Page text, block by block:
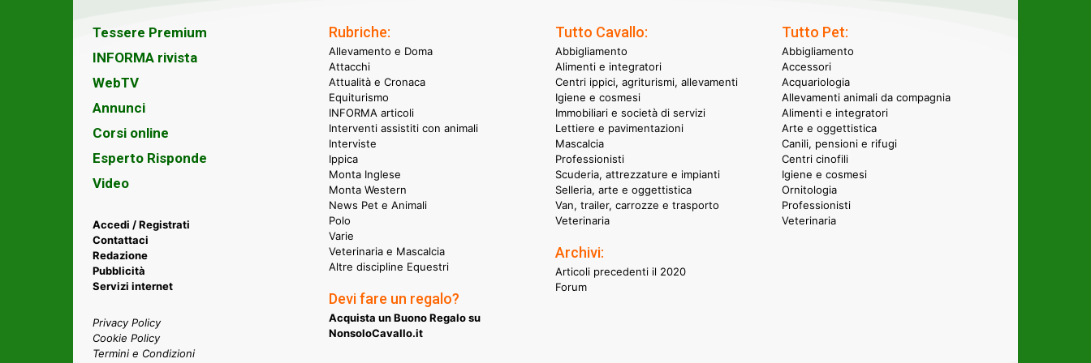
Tessere Premium
INFORMA rivista
WebTV
Annunci
Corsi online
Esperto Risponde
Video
Accedi / Registrati
Contattaci
Redazione
Pubblicità
Servizi internet
Privacy Policy
Cookie Policy
Termini e Condizioni
Rubriche:
Allevamento e Doma
Attacchi
Attualità e Cronaca
Equiturismo
INFORMA articoli
Interventi assistiti con animali
Interviste
Ippica
Monta Inglese
Monta Western
News Pet e Animali
Polo
Varie
Veterinaria e Mascalcia
Altre discipline Equestri
Devi fare un regalo?
Acquista un Buono Regalo su
NonsoloCavallo.it
Tutto Cavallo:
Abbigliamento
Alimenti e integratori
Centri ippici, agriturismi, allevamenti
Igiene e cosmesi
Immobiliari e società di servizi
Lettiere e pavimentazioni
Mascalcia
Professionisti
Scuderia, attrezzature e impianti
Selleria, arte e oggettistica
Van, trailer, carrozze e trasporto
Veterinaria
Archivi:
Articoli precedenti il 2020
Forum
Tutto Pet:
Abbigliamento
Accessori
Acquariologia
Allevamenti animali da compagnia
Alimenti e integratori
Arte e oggettistica
Canili, pensioni e rifugi
Centri cinofili
Igiene e cosmesi
Ornitologia
Professionisti
Veterinaria